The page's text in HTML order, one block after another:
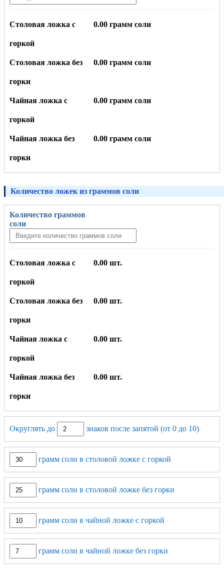
Столовая ложка с
горкой
0.00 грамм соли
Столовая ложка без
горки
0.00 грамм соли
Чайная ложка с
горкой
0.00 грамм соли
Чайная ложка без
горки
0.00 грамм соли
Количество ложек из граммов соли
Количество граммов
соли
Столовая ложка с
горкой
0.00 шт.
Столовая ложка без
горки
0.00 шт.
Чайная ложка с
горкой
0.00 шт.
Чайная ложка без
горки
0.00 шт.
Округлять до знаков после запятой (от 0 до 10)
грамм соли в столовой ложке с горкой
грамм соли в столовой ложке без горки
грамм соли в чайной ложке с горкой
грамм соли в чайной ложке без горки